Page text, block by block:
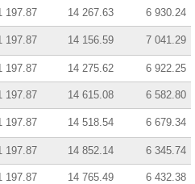
197.87 14 267.63 6 930.24
197.87 14 156.59 7 041.29
197.87 14 275.62 6 922.25
197.87 14 615.08 6 582.80
197.87 14 518.54 6 679.34
197.87 14 852.14 6 345.74
197.87 14 765.49 6 432.38